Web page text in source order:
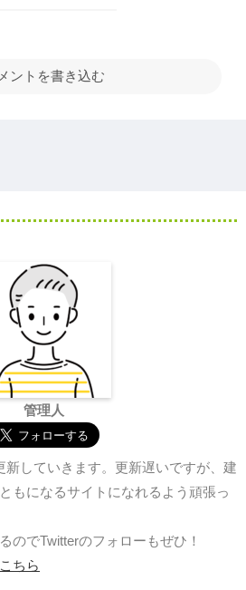
ントを書き込む
管理人
していきます。更新遅いですが、建
もになるサイトになれるよう頑張っ
のでTwitterのフォローもぜひ！
こちら